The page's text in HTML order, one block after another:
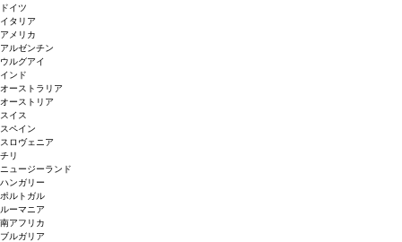
ドイツ
イタリア
アメリカ
アルゼンチン
ウルグアイ
インド
オーストラリア
オーストリア
スイス
スペイン
スロヴェニア
チリ
ニュージーランド
ハンガリー
ポルトガル
ルーマニア
南アフリカ
ブルガリア